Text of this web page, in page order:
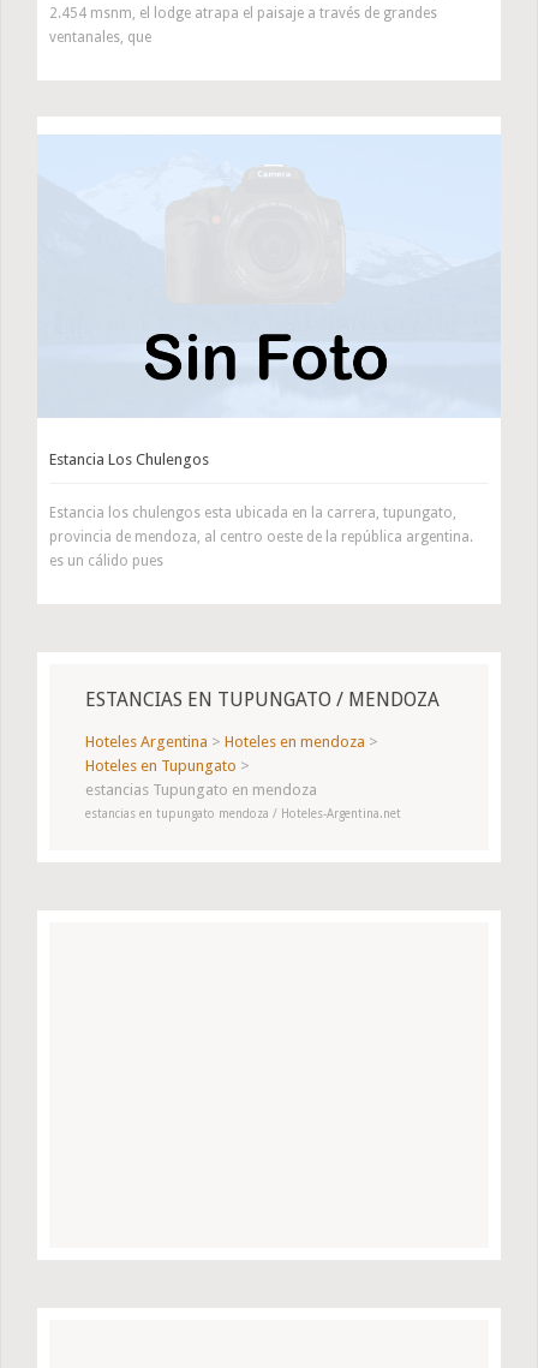
2.454 msnm, el lodge atrapa el paisaje a través de grandes
ventanales, que
Estancia Los Chulengos
Estancia los chulengos esta ubicada en la carrera, tupungato,
provincia de mendoza, al centro oeste de la república argentina.
es un cálido pues
ESTANCIAS EN TUPUNGATO / MENDOZA
Hoteles Argentina > Hoteles en mendoza >
Hoteles en Tupungato >
estancias Tupungato en mendoza
estancias en tupungato mendoza / Hoteles-Argentina.net